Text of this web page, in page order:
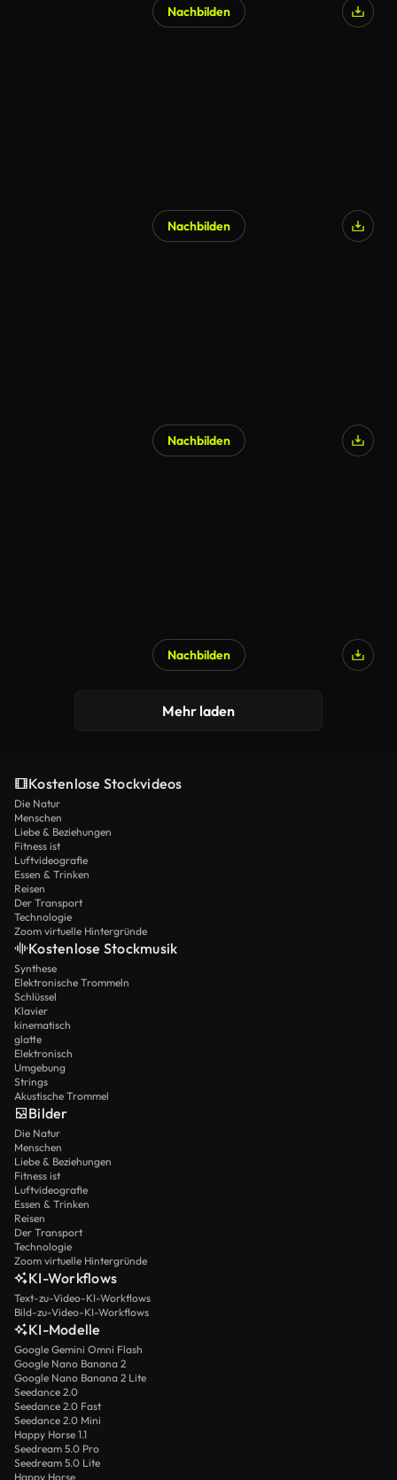
Nachbilden
Nachbilden
Nachbilden
Nachbilden
Mehr laden
Kostenlose Stockvideos
Die Natur
Menschen
Liebe & Beziehungen
Fitness ist
Luftvideografie
Essen & Trinken
Reisen
Der Transport
Technologie
Zoom virtuelle Hintergründe
Kostenlose Stockmusik
Synthese
Elektronische Trommeln
Schlüssel
Klavier
kinematisch
glatte
Elektronisch
Umgebung
Strings
Akustische Trommel
Bilder
Die Natur
Menschen
Liebe & Beziehungen
Fitness ist
Luftvideografie
Essen & Trinken
Reisen
Der Transport
Technologie
Zoom virtuelle Hintergründe
KI-Workflows
Text-zu-Video-KI-Workflows
Bild-zu-Video-KI-Workflows
KI-Modelle
Google Gemini Omni Flash
Google Nano Banana 2
Google Nano Banana 2 Lite
Seedance 2.0
Seedance 2.0 Fast
Seedance 2.0 Mini
Happy Horse 1.1
Seedream 5.0 Pro
Seedream 5.0 Lite
Happy Horse